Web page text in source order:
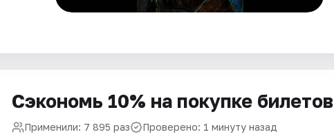
Сэкономь 10% на покупке билетов
Применили: 7 895 раз Проверено: 1 минуту назад